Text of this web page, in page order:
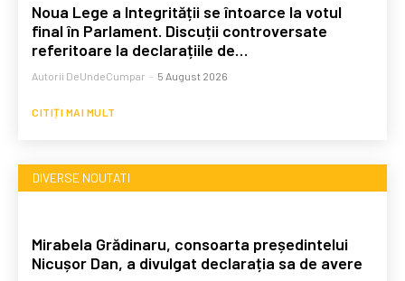
Noua Lege a Integrității se întoarce la votul
final în Parlament. Discuții controversate
referitoare la declarațiile de…
Autorii DeUndeCumpar - 5 August 2026
CITIȚI MAI MULT
DIVERSE NOUTATI
Mirabela Grădinaru, consoarta președintelui
Nicușor Dan, a divulgat declarația sa de avere